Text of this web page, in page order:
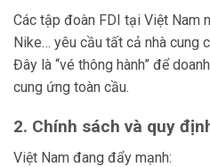
Các tập đoàn FDI tại Việt Nam
Nike… yêu cầu tất cả nhà cung
Đây là “vé thông hành” để
cung ứng toàn cầu.
2. Chính sách và quy
Việt Nam đang đẩy mạnh: